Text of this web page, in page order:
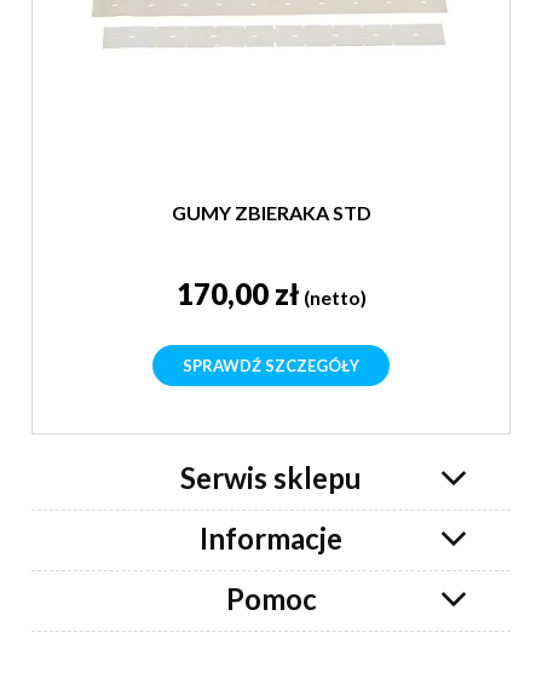
GUMY ZBIERAKA STD
170,00 zł (netto)
SPRAWDŹ SZCZEGÓŁY
Serwis sklepu
Informacje
Pomoc